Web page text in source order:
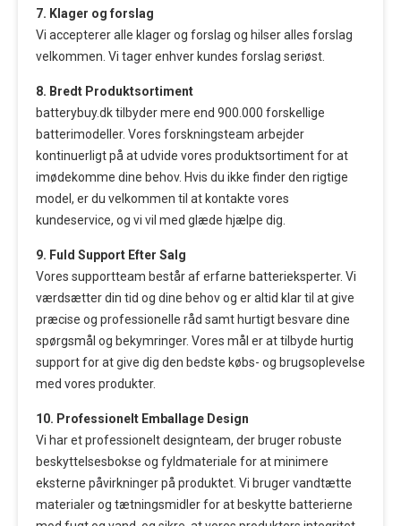
7. Klager og forslag
Vi accepterer alle klager og forslag og hilser alles forslag
velkommen. Vi tager enhver kundes forslag seriøst.
8. Bredt Produktsortiment
batterybuy.dk tilbyder mere end 900.000 forskellige
batterimodeller. Vores forskningsteam arbejder
kontinuerligt på at udvide vores produktsortiment for at
imødekomme dine behov. Hvis du ikke finder den rigtige
model, er du velkommen til at kontakte vores
kundeservice, og vi vil med glæde hjælpe dig.
9. Fuld Support Efter Salg
Vores supportteam består af erfarne batterieksperter. Vi
værdsætter din tid og dine behov og er altid klar til at give
præcise og professionelle råd samt hurtigt besvare dine
spørgsmål og bekymringer. Vores mål er at tilbyde hurtig
support for at give dig den bedste købs- og brugsoplevelse
med vores produkter.
10. Professionelt Emballage Design
Vi har et professionelt designteam, der bruger robuste
beskyttelsesbokse og fyldmateriale for at minimere
eksterne påvirkninger på produktet. Vi bruger vandtætte
materialer og tætningsmidler for at beskytte batterierne